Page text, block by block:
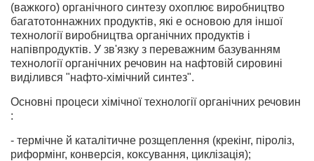
(важкого) органічного синтезу охоплює виробництво
багатотоннажних продуктів, які е основою для іншої
технології виробництва органічних продуктів і
напівпродуктів. У зв'язку з переважним базуванням
технології органічних речовин на нафтовій сировині
виділився "нафто-хімічний синтез".
Основні процеси хімічної технології органічних речовин
:
- термічне й каталітичне розщеплення (крекінг, піроліз,
риформінг, конверсія, коксування, циклізація);